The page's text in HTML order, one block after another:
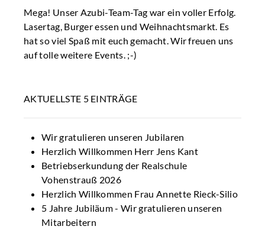
AKTUELLSTE 5 EINTRÄGE
Wir gratulieren unseren Jubilaren
Herzlich Willkommen Herr Jens Kant
Betriebserkundung der Realschule
Vohenstrauß 2026
Herzlich Willkommen Frau Annette Rieck-Silio
5 Jahre Jubiläum - Wir gratulieren unseren
Mitarbeitern
Mega! Unser Azubi-Team-Tag war ein voller Erfolg.
Lasertag, Burger essen und Weihnachtsmarkt. Es
hat so viel Spaß mit euch gemacht. Wir freuen uns
auf tolle weitere Events. ;-)